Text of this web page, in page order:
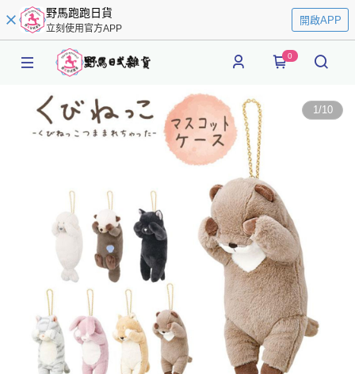
野馬跑跑日貨
立刻使用官方APP
開啟APP
0
1/10